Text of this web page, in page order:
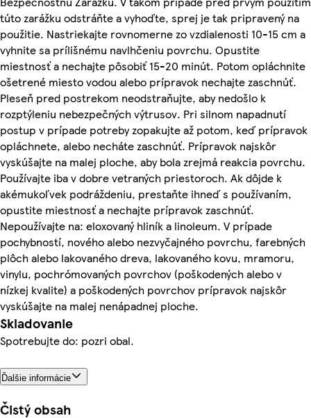
túto zarážku odstráňte a vyhoďte, sprej je tak pripravený na
použitie. Nastriekajte rovnomerne zo vzdialenosti 10-15 cm a
vyhnite sa prílišnému navlhčeniu povrchu. Opustite
miestnosť a nechajte pôsobiť 15-20 minút. Potom opláchnite
ošetrené miesto vodou alebo prípravok nechajte zaschnúť.
Pleseň pred postrekom neodstraňujte, aby nedošlo k
rozptýleniu nebezpečných výtrusov. Pri silnom napadnutí
postup v prípade potreby zopakujte až potom, keď prípravok
opláchnete, alebo necháte zaschnúť. Prípravok najskôr
vyskúšajte na malej ploche, aby bola zrejmá reakcia povrchu.
Používajte iba v dobre vetraných priestoroch. Ak dôjde k
akémukoľvek podráždeniu, prestaňte ihneď s používaním,
opustite miestnosť a nechajte prípravok zaschnúť.
Nepoužívajte na: eloxovaný hliník a linoleum. V prípade
pochybností, nového alebo nezvyčajného povrchu, farebných
plôch alebo lakovaného dreva, lakovaného kovu, mramoru,
vinylu, pochrómovaných povrchov (poškodených alebo v
nízkej kvalite) a poškodených povrchov prípravok najskôr
vyskúšajte na malej nenápadnej ploche.
Skladovanie
Spotrebujte do: pozri obal.
Ďalšie informácie
Čistý obsah